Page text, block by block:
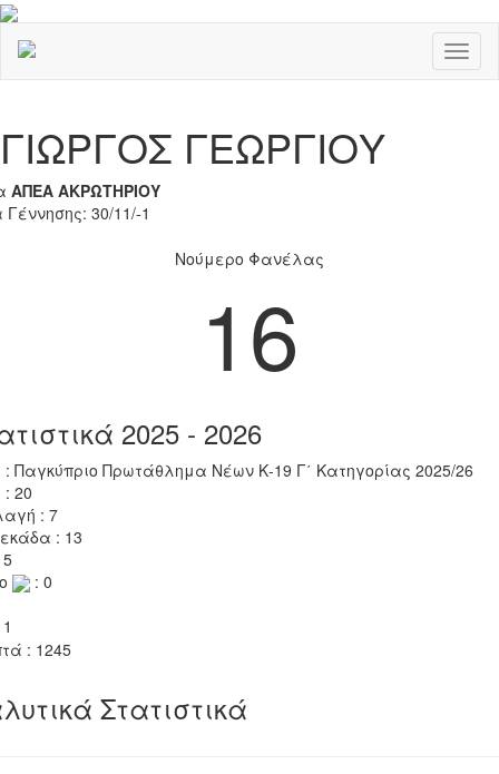
ΓΙΩΡΓΟΣ ΓΕΩΡΓΙΟΥ
ΑΠΕΑ ΑΚΡΩΤΗΡΙΟΥ
30/11/-1
Νούμερο Φανέλας
16
2025 - 2026
: Παγκύπριο Πρωτάθλημα Νέων Κ-19 Γ΄ Κατηγορίας 2025/26
20
: 7
: 13
: 0
: 1245
Στατιστικά